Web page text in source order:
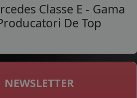
Classe E - Gama
De Top
NEWSLETTER